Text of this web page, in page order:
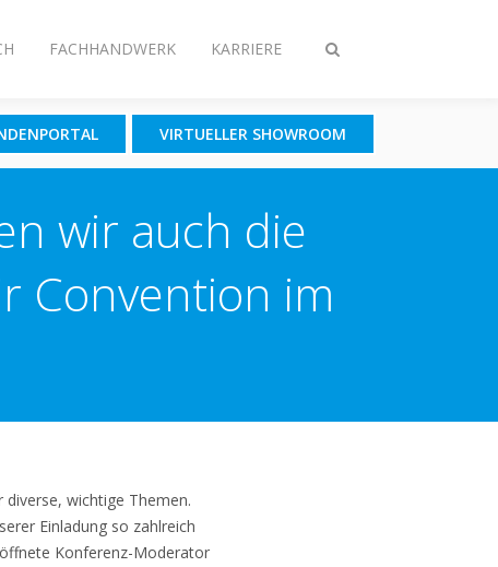
Suche
FACHHANDWERK KARRIERE
VIRTUELLER SHOWROOM
wir auch die
Convention im
diverse, wichtige Themen.
Einladung so zahlreich
Konferenz-Moderator